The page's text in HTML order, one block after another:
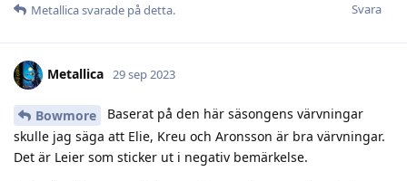
Svara
Metallicasvarade på detta.
Metallica 29 sep 2023
Bowmore
Baserat på den här säsongens värvningar
skulle jag säga att Elie, Kreu och Aronsson är bra värvningar.
Det är Leier som sticker ut i negativ bemärkelse.